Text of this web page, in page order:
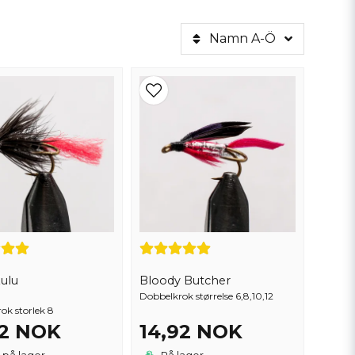
vann, hvor fisken oftest finnes. Våre fluer er
og preferanser. Enten du er nybegynner
ditt neste fiskeeventyr.
Namn A-Ö
storlek 8
NOK
Bloody Butcher
Dobbelkrok størrelse 6,8,10,12
14,92 NOK